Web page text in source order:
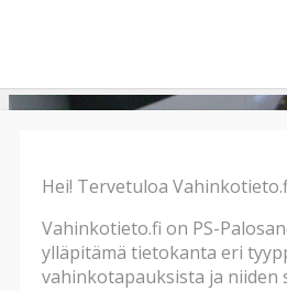
Hei! Tervetuloa
Vahinkotieto.fi on PS-
ylläpitämä tietokanta eri
vahinkotapauksista ja niiden